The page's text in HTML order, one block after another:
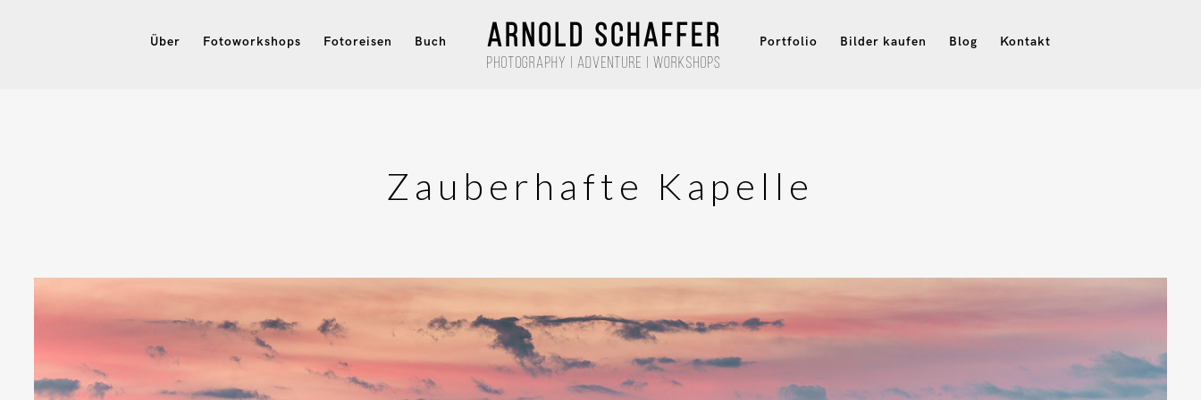
Über Fotoworkshops Fotoreisen Buch Portfolio Bilder kaufen Blog Kontakt
Zauberhafte Kapelle